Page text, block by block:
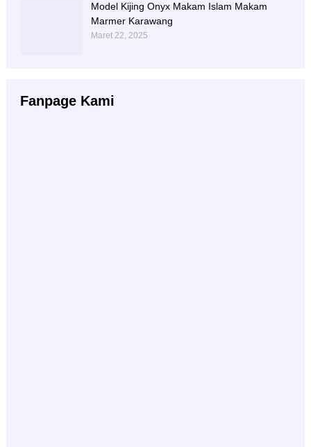
Model Kijing Onyx Makam Islam Makam
Marmer Karawang
Maret 22, 2025
Fanpage Kami